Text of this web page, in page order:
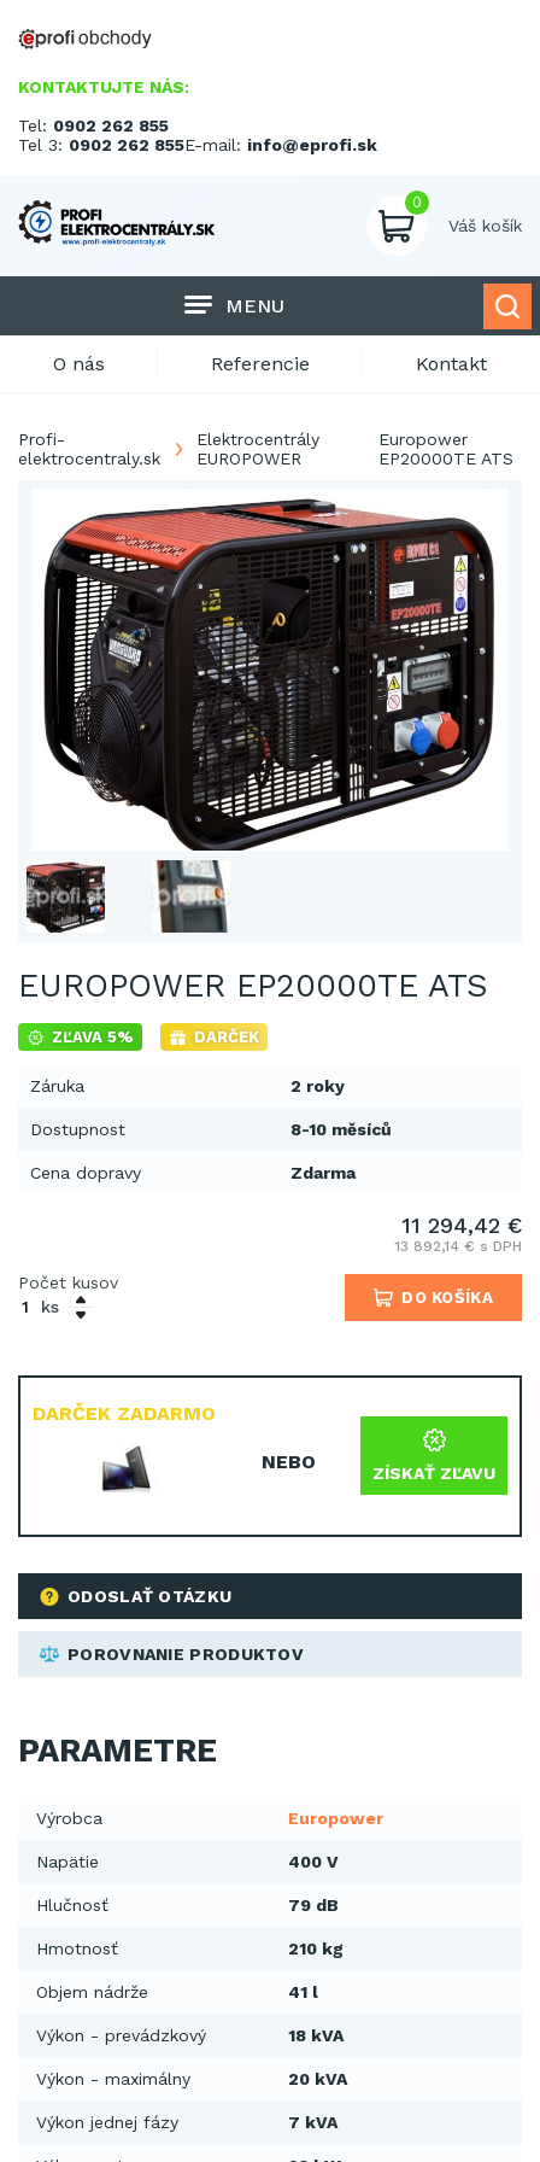
KONTAKTUJTE NÁS:
Tel: 0902 262 855
Tel 3: 0902 262 855E-mail: info@eprofi.sk
0
Váš košík
MENU
O nás Referencie Kontakt
Profi-
elektrocentraly.sk
Elektrocentrály
EUROPOWER
Europower
EP20000TE ATS
EUROPOWER EP20000TE ATS
ZĽAVA 5% DARČEK
Záruka 2 roky
Dostupnost 8-10 měsíců
Cena dopravy Zdarma
ODOSLAŤ OTÁZKU
POROVNANIE PRODUKTOV
DARČEK ZADARMO
NEBO ZÍSKAŤ ZĽAVU
11 294,42 €
13 892,14 € s DPH
Počet kusov
ks
DO KOŠÍKA
PARAMETRE
Výrobca Europower
Napätie 400 V
Hlučnosť 79 dB
Hmotnosť 210 kg
Objem nádrže 41 l
Výkon - prevádzkový 18 kVA
Výkon - maximálny 20 kVA
Výkon jednej fázy 7 kVA